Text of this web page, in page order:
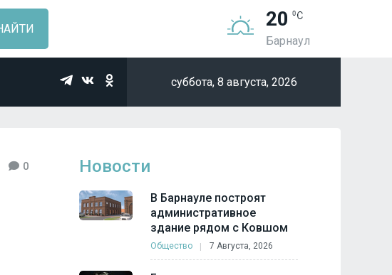
20
Барнаул
суббота, 8 августа, 2026
0 Новости
В Барнауле построят
административное
здание рядом с Ковшом
Общество 7 Августа, 2026